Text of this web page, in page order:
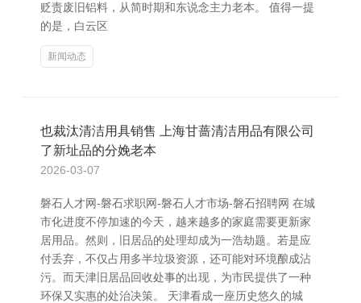
贬责废旧铝料，从简时期和东说念主力老本。 值得一提
的是，白云区
新闻动态
也裁汰清洁用具销售 上海甘蔷清洁用品有限公司
了新址品的分娩老本
2026-03-07
磐石人才网-磐石求职网-磐石人才市场-磐石招聘网 在城
市化进度不停加速的今天，越来越多的家庭需要更新家
居用品。然则，旧居品的处理却成为一浩劫题。若是应
付丢弃，不仅占用多半垃圾资源，还可能对环境酿成沾
污。而天津旧居品回收处事的出现，为市民提供了一种
环保又实惠的处治决策。 天津看成一座历史悠久的城